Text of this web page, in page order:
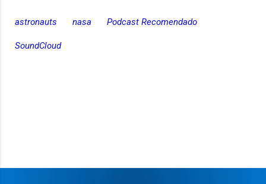
astronauts nasa Podcast Recomendado
SoundCloud